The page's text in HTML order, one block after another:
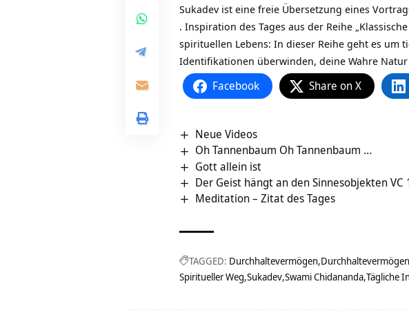
Sukadev ist eine freie Übersetzung eines
. Inspiration des Tages aus der Reihe „Klassische
spirituellen Lebens: In dieser Reihe geht es um
Identifikationen überwinden, deine Wahre
Facebook Share on X
Neue Videos
Oh Tannenbaum Oh Tannenbaum …
Gott allein ist
Der Geist hängt an den Sinnesobjekten VC
Meditation – Zitat des Tages
TAGGED: Durchhaltevermögen
Spiritueller Weg Sukadev Swami Chidananda Tägliche